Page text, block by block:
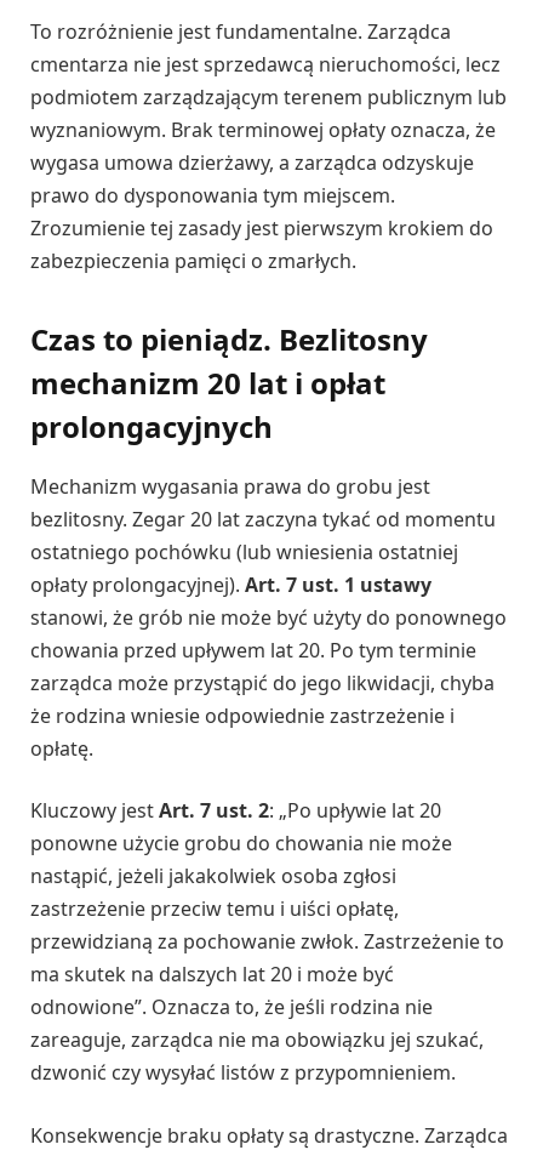
To rozróżnienie jest fundamentalne. Zarządca
cmentarza nie jest sprzedawcą nieruchomości, lecz
podmiotem zarządzającym terenem publicznym lub
wyznaniowym. Brak terminowej opłaty oznacza, że
wygasa umowa dzierżawy, a zarządca odzyskuje
prawo do dysponowania tym miejscem.
Zrozumienie tej zasady jest pierwszym krokiem do
zabezpieczenia pamięci o zmarłych.
Czas to pieniądz. Bezlitosny
mechanizm 20 lat i opłat
prolongacyjnych
Mechanizm wygasania prawa do grobu jest
bezlitosny. Zegar 20 lat zaczyna tykać od momentu
ostatniego pochówku (lub wniesienia ostatniej
opłaty prolongacyjnej). Art. 7 ust. 1 ustawy
stanowi, że grób nie może być użyty do ponownego
chowania przed upływem lat 20. Po tym terminie
zarządca może przystąpić do jego likwidacji, chyba
że rodzina wniesie odpowiednie zastrzeżenie i
opłatę.
Kluczowy jestArt. 7 ust. 2: „Po upływie lat 20
ponowne użycie grobu do chowania nie może
nastąpić, jeżeli jakakolwiek osoba zgłosi
zastrzeżenie przeciw temu i uiści opłatę,
przewidzianą za pochowanie zwłok. Zastrzeżenie to
ma skutek na dalszych lat 20 i może być
odnowione”. Oznacza to, że jeśli rodzina nie
zareaguje, zarządca nie ma obowiązku jej szukać,
dzwonić czy wysyłać listów z przypomnieniem.
Konsekwencje braku opłaty są drastyczne. Zarządca